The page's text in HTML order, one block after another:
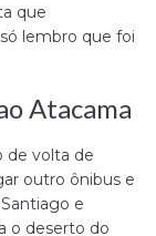
que
lembro que foi
Atacama
de volta de
outro ônibus e
e
o deserto do